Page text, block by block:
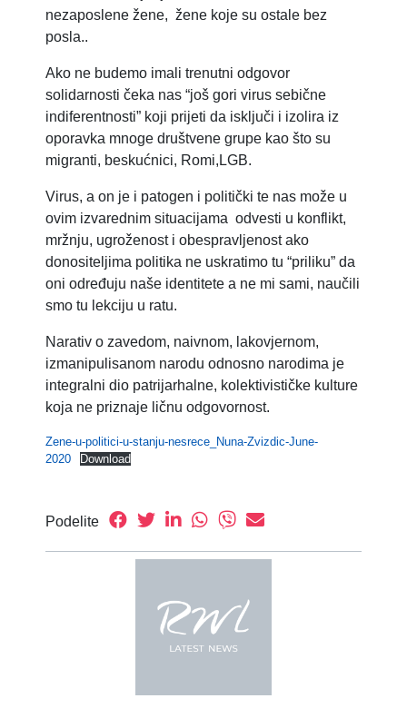
nezaposlene žene, žene koje su ostale bez
posla..
Ako ne budemo imali trenutni odgovor
solidarnosti čeka nas “još gori virus sebične
indiferentnosti” koji prijeti da isključi i izolira iz
oporavka mnoge društvene grupe kao što su
migranti, beskućnici, Romi,LGB.
Virus, a on je i patogen i politički te nas može u
ovim izvarednim situacijama odvesti u konflikt,
mržnju, ugroženost i obespravljenost ako
donositeljima politika ne uskratimo tu “priliku” da
oni određuju naše identitete a ne mi sami, naučili
smo tu lekciju u ratu.
Narativ o zavedom, naivnom, lakovjernom,
izmanipulisanom narodu odnosno narodima je
integralni dio patrijarhalne, kolektivističke kulture
koja ne priznaje ličnu odgovornost.
Zene-u-politici-u-stanju-nesrece_Nuna-Zvizdic-June-
2020
Download
Podelite